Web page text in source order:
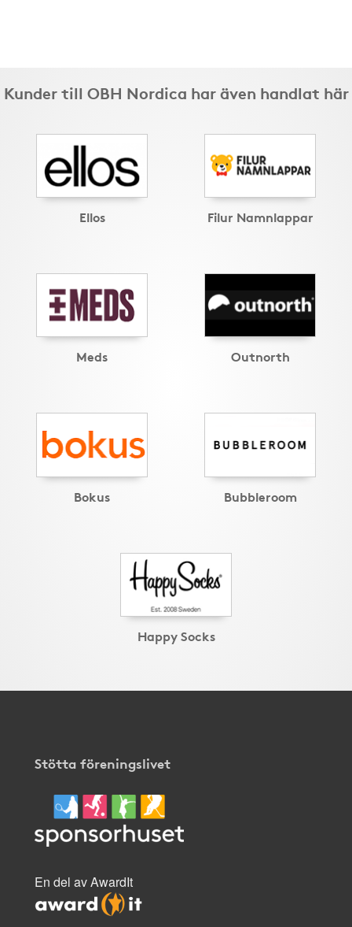
Kunder till OBH Nordica har även handlat här
Ellos Filur Namnlappar
Meds Outnorth
Bokus Bubbleroom
Happy Socks
Stötta föreningslivet
En del av AwardIt